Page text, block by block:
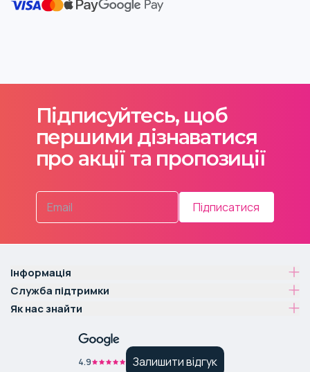
Підписуйтесь, щоб
першими дізнаватися
про акції та пропозиції
Підписатися
Інформація
Служба підтримки
Як нас знайти
4.9 Залишити відгук